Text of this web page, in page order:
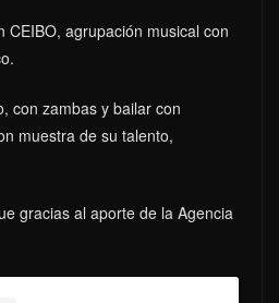
CEIBO, agrupación musical con
con zambas y bailar con
muestra de su talento,
gracias al aporte de la Agencia